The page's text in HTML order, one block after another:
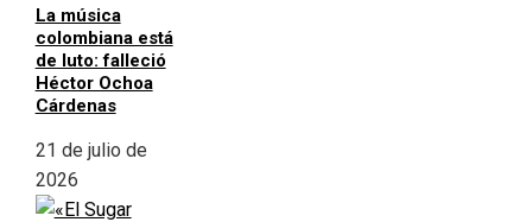
La música
colombiana está
de luto: falleció
Héctor Ochoa
Cárdenas
21 de julio de
2026